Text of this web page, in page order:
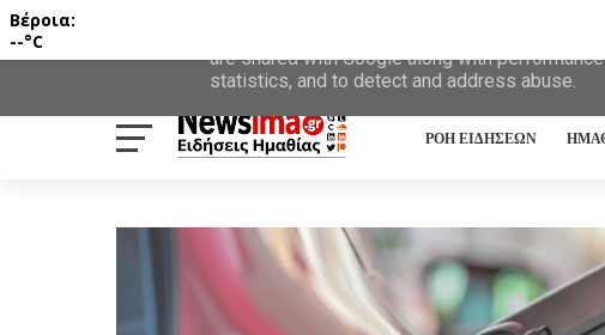
ΡΟΗ ΕΙΔΗΣΕΩΝ
Βέροια:
--°C
are shared with Google along with
statistics, and to detect and address abuse.